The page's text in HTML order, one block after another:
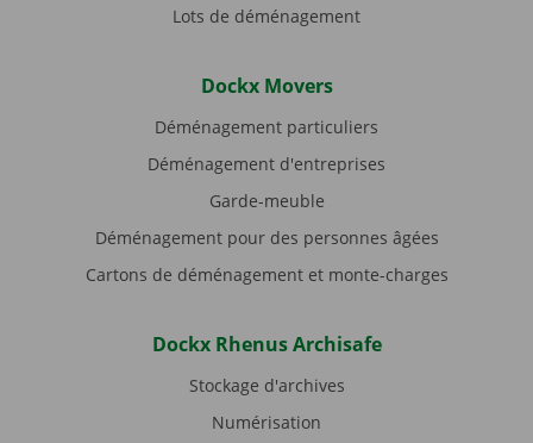
Lots de déménagement
Dockx Movers
Déménagement particuliers
Déménagement d'entreprises
Garde-meuble
Déménagement pour des personnes âgées
Cartons de déménagement et monte-charges
Dockx Rhenus Archisafe
Stockage d'archives
Numérisation